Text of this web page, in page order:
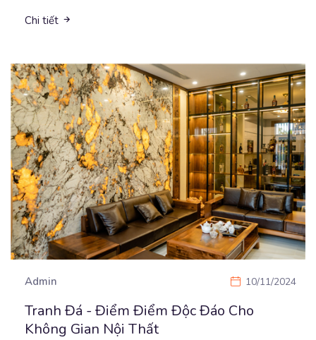
Chi tiết
Admin 10/11/2024
Tranh Đá - Điểm Điểm Độc Đáo Cho
Không Gian Nội Thất